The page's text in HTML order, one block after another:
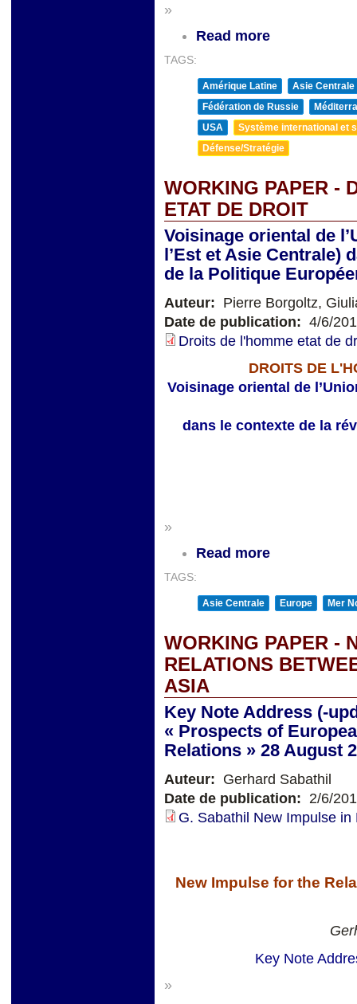
»
Read more
TAGS:
Amérique Latine
Asie Centrale
Fédération de Russie
USA
Système international et
Défense/Stratégie
WORKING PAPER -
ETAT DE DROIT
Voisinage oriental de
l’Est et Asie Centrale)
de la Politique
Auteur: Pierre Borgoltz,
Date de publication: 4/6/
Droits de l'homme etat de
DROITS DE
Voisinage oriental de
dans le contexte de la
»
Read more
TAGS:
Asie Centrale Europe Mer
WORKING PAPER -
RELATIONS
ASIA
Key Note Address (-
« Prospects of
Relations » 28 August
Auteur: Gerhard Sabathil
Date de publication: 2/6/
G. Sabathil New Impulse
New Impulse for the
Key Note
»